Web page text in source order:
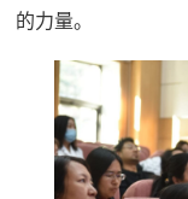
的力量。